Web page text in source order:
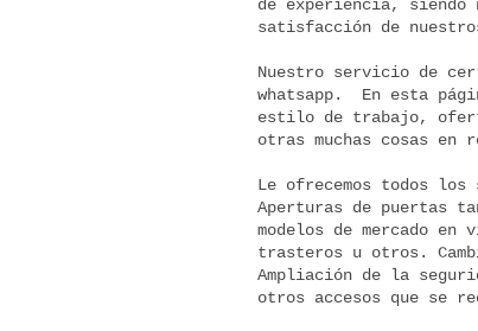
de experiencia, siendo
satisfacción de
Nuestro servicio de
whatsapp. En esta
estilo de trabajo,
otras muchas cosas
Le ofrecemos todos
Aperturas de puertas
modelos de mercado
trasteros u otros.
Ampliación de la
otros accesos que se